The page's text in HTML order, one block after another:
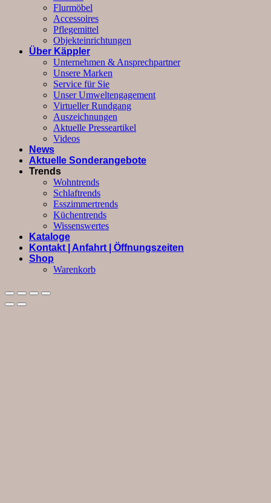
Flurmöbel
Accessoires
Pflegemittel
Objekteinrichtungen
Über Käppler
Unternehmen & Ansprechpartner
Unsere Marken
Service für Sie
Unser Umweltengagement
Virtueller Rundgang
Auszeichnungen
Aktuelle Presseartikel
Videos
News
Aktuelle Sonderangebote
Trends
Wohntrends
Schlaftrends
Esszimmertrends
Küchentrends
Wissenswertes
Kataloge
Kontakt | Anfahrt | Öffnungszeiten
Shop
Warenkorb